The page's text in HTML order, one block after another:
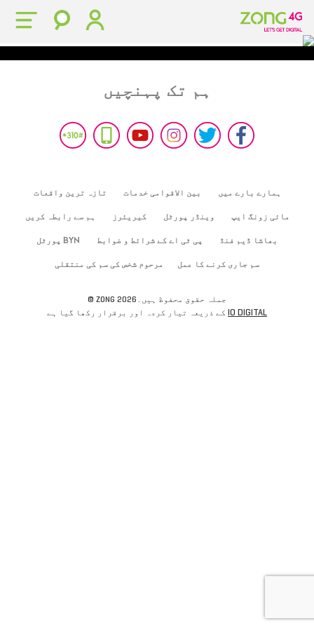
ہم تک پہنچیں
ہمارے بارے میں بین الاقوامی خدمات تازہ ترین واقعات
مائی زونگ ایپ وینڈر پورٹل کیریئرز ہم سے رابطہ کریں
بھاشا ڈیم فنڈ پی ٹی اے کے شرائط و ضوابط BYN پورٹل
سم جاری کرنے کا عمل مرحوم شخص کی سم کی منتقلی
© ZONG 2026جملہ حقوق محفوظ ہیں۔
IO DIGITAL